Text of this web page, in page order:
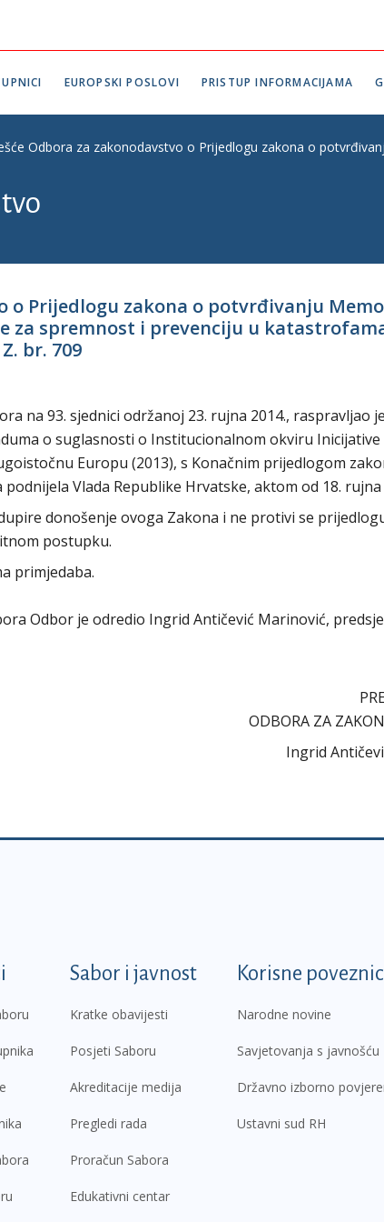
EUROPSKI POSLOVI PRISTUP INFORMACIJAMA
Odbora za zakonodavstvo o Prijedlogu zakona o
o Prijedlogu zakona o potvrđivanju
spremnost i prevenciju u katastrofama
br. 709
na 93. sjednici održanoj 23. rujna 2014., raspravljao
o suglasnosti o Institucionalnom okviru Inicijative
Europu (2013), s Konačnim prijedlogom
Vlada Republike Hrvatske, aktom od 18. rujna
donošenje ovoga Zakona i ne protivi se
postupku.
primjedaba.
Odbor je odredio Ingrid Antičević Marinović,
ODBORA ZA
Ingrid
Sabor i javnost
Kratke obavijesti
Posjeti Saboru
Akreditacije medija
Pregledi rada
Proračun Sabora
Edukativni centar
Korisne
Narodne novine
Savjetovanja s javnošću
Državno izborno
Ustavni sud RH